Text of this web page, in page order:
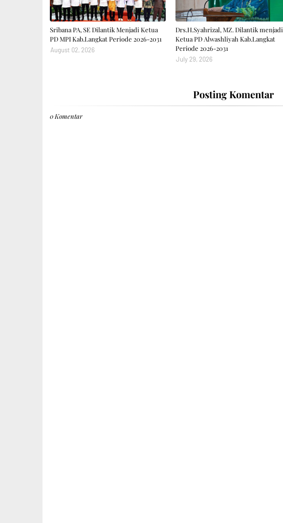
Sribana PA, SE Dilantik Menjadi Ketua
PD MPI Kab.Langkat Periode 2026-2031
August 02, 2026
Drs.H.Syahrizal, MZ. Dilantik menjadi
Ketua PD Alwashliyah Kab.Langkat
Periode 2026-2031
July 29, 2026
Posting Komentar
0 Komentar